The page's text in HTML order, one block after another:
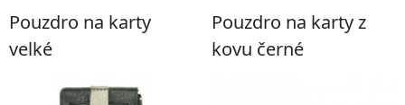
Pouzdro na karty
velké
Pouzdro na karty z
kovu černé